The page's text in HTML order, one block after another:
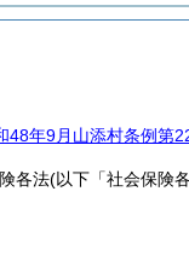
48年9月山添村条例第
各法(以下「社会保険